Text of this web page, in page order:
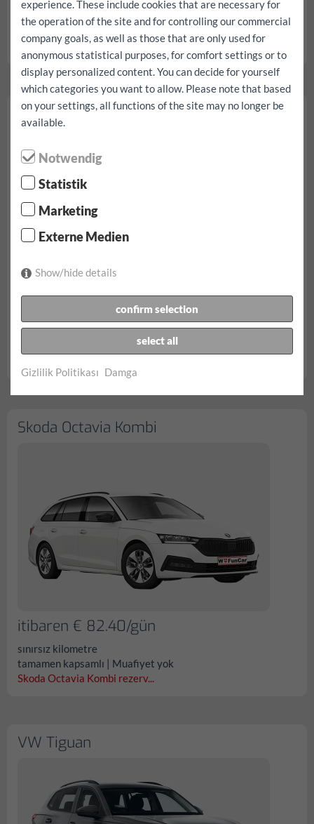
sınırsız kilometre
tamamen kapsamlı | Muafiyet yok
VW Golf Variant rezerv...
VW Passat Variant
itibaren € 157.40/gün
sınırsız kilometre
tamamen kapsamlı | Muafiyet yok
Skoda Octavia Kombi
itibaren € 82.40/gün
sınırsız kilometre
tamamen kapsamlı | Muafiyet yok
Skoda Octavia Kombi rezerv...
VW Tiguan
experience. These include cookies that are necessary for
the operation of the site and for controlling our commercial
company goals, as well as those that are only used for
anonymous statistical purposes, for comfort settings or to
display personalized content. You can decide for yourself
which categories you want to allow. Please note that based
on your settings, all functions of the site may no longer be
available.
Notwendig
Statistik
Marketing
Externe Medien
Show/hide details
confirm selection
select all
Gizlilik Politikası Damga